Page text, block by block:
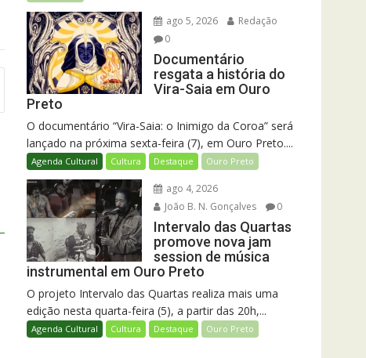
ago 5, 2026
Redação
0
Documentário
resgata a história do
Vira-Saia em Ouro
Preto
O documentário “Vira-Saia: o Inimigo da Coroa” será
lançado na próxima sexta-feira (7), em Ouro Preto....
Agenda Cultural Cultura Destaque Ouro Preto
ago 4, 2026
João B. N. Gonçalves
0
Intervalo das Quartas
promove nova jam
session de música
instrumental em Ouro Preto
O projeto Intervalo das Quartas realiza mais uma
edição nesta quarta-feira (5), a partir das 20h,...
Agenda Cultural Cultura Destaque Ouro Preto